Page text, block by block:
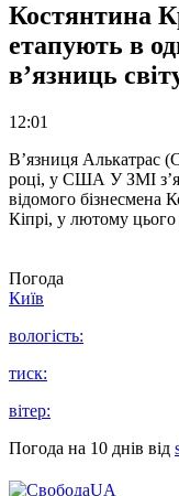
Костянтина
етапують в
в’язниць
12:01
В’язниця Алькатрас
році, у США У ЗМІ
відомого бізнесмена
Кіпрі, у лютому
Погода
Київ
вологість:
тиск:
вітер:
Погода на 10 днів від